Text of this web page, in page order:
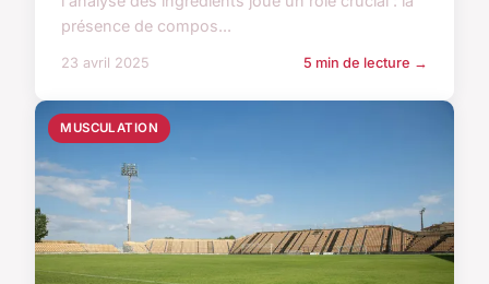
présence de compos...
23 avril 2025 5 min de lecture →
MUSCULATION